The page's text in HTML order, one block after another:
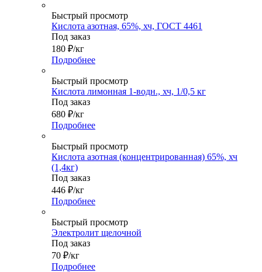
Быстрый просмотр
Кислота азотная, 65%, хч, ГОСТ 4461
Под заказ
180 ₽/кг
Подробнее
Быстрый просмотр
Кислота лимонная 1-водн., хч, 1/0,5 кг
Под заказ
680 ₽/кг
Подробнее
Быстрый просмотр
Кислота азотная (концентрированная) 65%, хч
(1,4кг)
Под заказ
446 ₽/кг
Подробнее
Быстрый просмотр
Электролит щелочной
Под заказ
70 ₽/кг
Подробнее